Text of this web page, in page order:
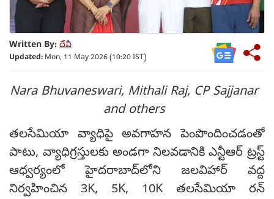
Written By: దేవీ
Updated: Mon, 11 May 2026 (10:20 IST)
Nara Bhuvaneswari, Mithali Raj, CP Sajjanar
and others
తలసేమియా వ్యాధిపై అవగాహన పెంపొందించడంతో
పాటు, వ్యాధిగ్రస్తులకు అండగా నిలవడానికి ఎన్టీఆర్ ట్రస్ట్
ఆధ్వర్యంలో హైదరాబాద్‌లోని జలవిహార్ వద్ద
నిర్వహించిన 3K, 5K, 10K తలసేమియా రన్